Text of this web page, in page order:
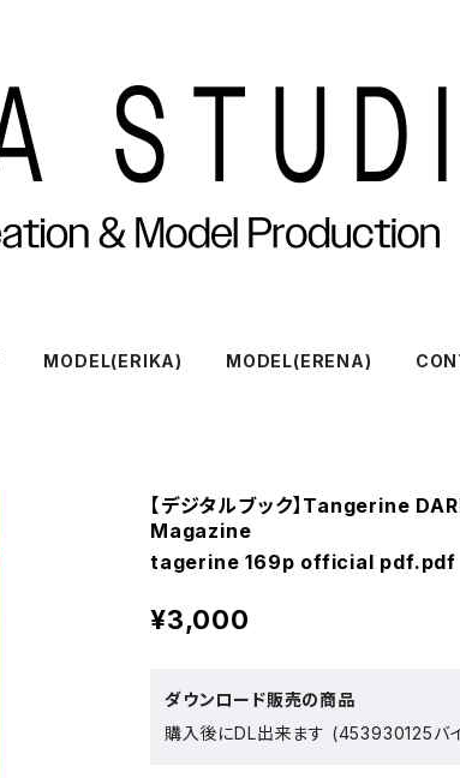
MODEL(ERIKA) MODEL(ERENA)
【デジタルブック】Tangerine
Magazine
tagerine 169p official pdf.pdf
¥3,000
ダウンロード販売の商品
購入後にDL出来ます (453930125バ